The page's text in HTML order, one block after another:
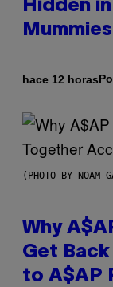
Hidden
Mummies
hace 12 horas
(PHOTO BY NOAM
Why
Get
to A$AP